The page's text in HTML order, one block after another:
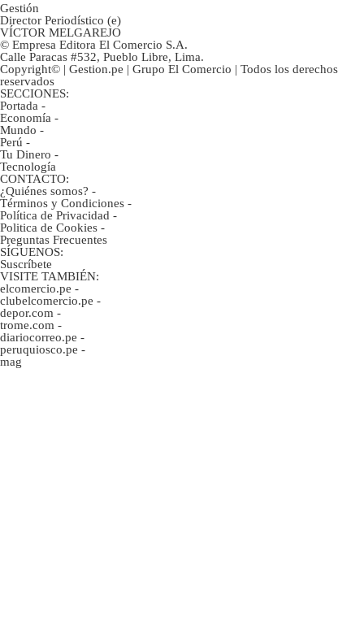
Gestión
Director Periodístico (e)
VÍCTOR MELGAREJO
© Empresa Editora El Comercio S.A.
Calle Paracas #532, Pueblo Libre, Lima.
Copyright© | Gestion.pe | Grupo El Comercio | Todos los derechos
reservados
SECCIONES:
Portada -
Economía -
Mundo -
Perú -
Tu Dinero -
Tecnología
CONTACTO:
¿Quiénes somos? -
Términos y Condiciones -
Política de Privacidad -
Politica de Cookies -
Preguntas Frecuentes
SÍGUENOS:
Suscríbete
VISITE TAMBIÉN:
elcomercio.pe -
clubelcomercio.pe -
depor.com -
trome.com -
diariocorreo.pe -
peruquiosco.pe -
mag